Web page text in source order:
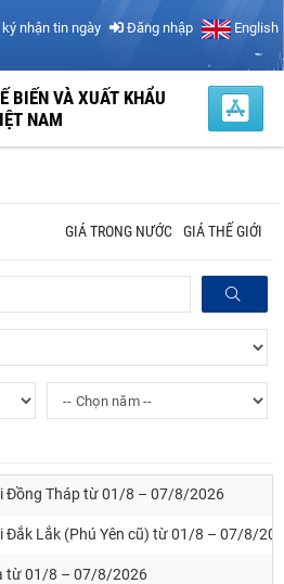
nhận tin ngày Đăng nhập English
BIẾN VÀ XUẤT KHẨU
NAM
GIÁ TRONG NƯỚC GIÁ THẾ GIỚI
Đồng Tháp từ 01/8 – 07/8/2026
Đắk Lắk (Phú Yên cũ) từ 01/8 – 07/8/
từ 01/8 – 07/8/2026